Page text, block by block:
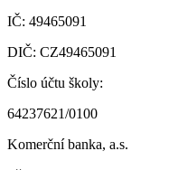
IČ: 49465091
DIČ: CZ49465091
Číslo účtu školy:
64237621/0100
Komerční banka, a.s.